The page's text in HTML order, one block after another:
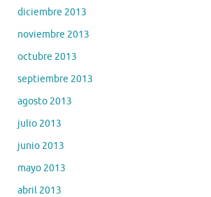
diciembre 2013
noviembre 2013
octubre 2013
septiembre 2013
agosto 2013
julio 2013
junio 2013
mayo 2013
abril 2013